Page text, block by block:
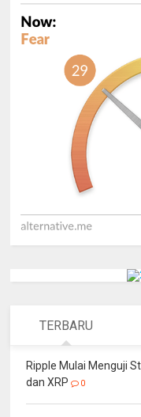
TERBARU
Ripple Mulai Menguji
dan XRP
0